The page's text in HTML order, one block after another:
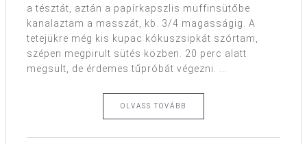
a tésztát, aztán a papírkapszlis muffinsütőbe
kanalaztam a masszát, kb. 3/4 magasságig. A
tetejükre még kis kupac kókuszsipkát szórtam,
szépen megpirult sütés közben. 20 perc alatt
megsült, de érdemes tűpróbát végezni. ...
OLVASS TOVÁBB